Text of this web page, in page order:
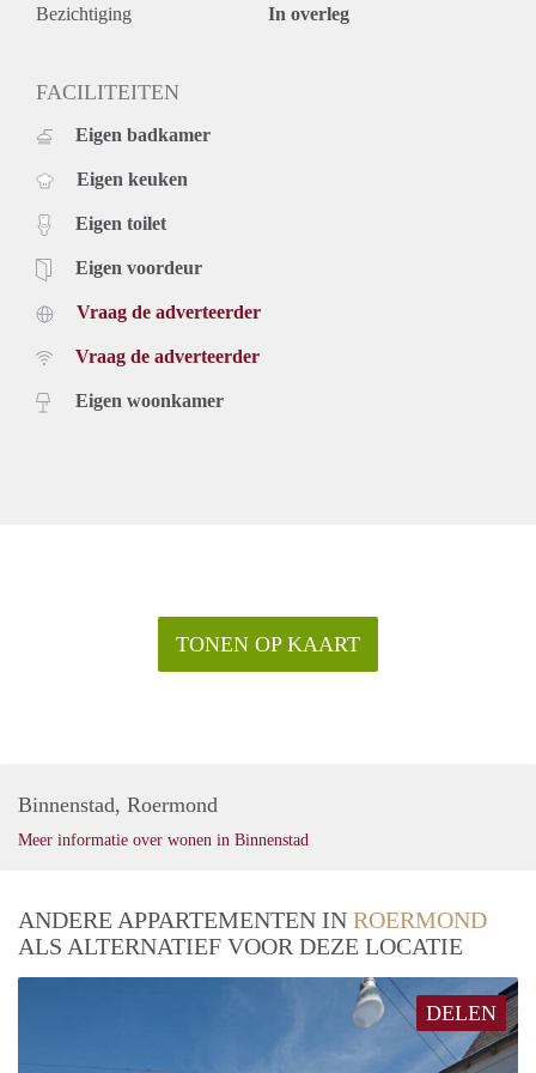
Bezichtiging In overleg
FACILITEITEN
Eigen badkamer
Eigen keuken
Eigen toilet
Eigen voordeur
Vraag de adverteerder
Vraag de adverteerder
Eigen woonkamer
TONEN OP KAART
Binnenstad, Roermond
Meer informatie over wonen in Binnenstad
ANDERE APPARTEMENTEN IN ROERMOND
ALS ALTERNATIEF VOOR DEZE LOCATIE
DELEN